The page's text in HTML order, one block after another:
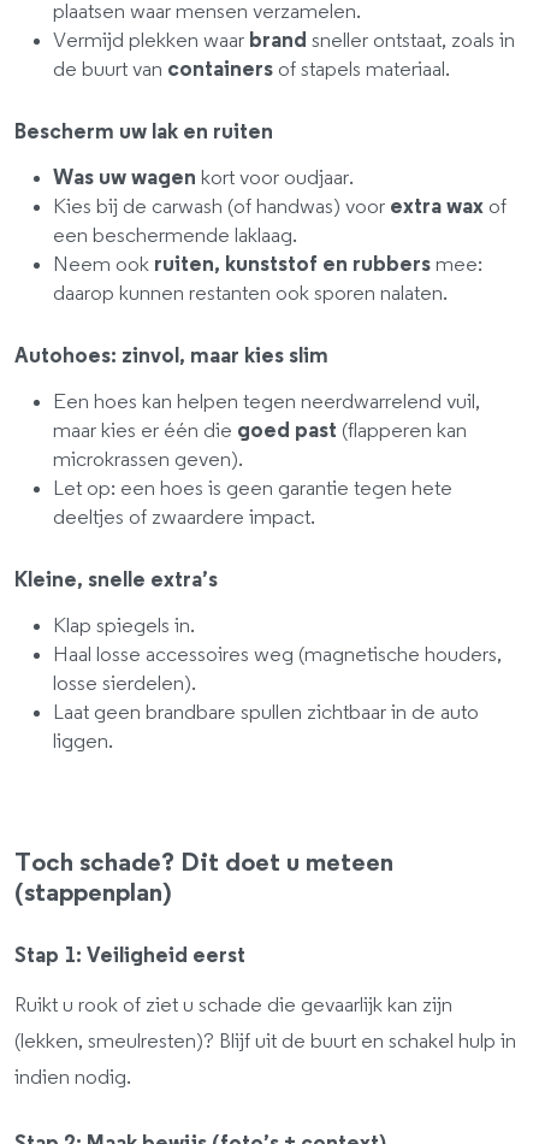
plaatsen waar mensen verzamelen.
Vermijd plekken waar brand sneller ontstaat, zoals in
de buurt van containers of stapels materiaal.
Bescherm uw lak en ruiten
Was uw wagen kort voor oudjaar.
Kies bij de carwash (of handwas) voor extra wax of
een beschermende laklaag.
Neem ook ruiten, kunststof en rubbers mee:
daarop kunnen restanten ook sporen nalaten.
Autohoes: zinvol, maar kies slim
Een hoes kan helpen tegen neerdwarrelend vuil,
maar kies er één die goed past (flapperen kan
microkrassen geven).
Let op: een hoes is geen garantie tegen hete
deeltjes of zwaardere impact.
Kleine, snelle extra’s
Klap spiegels in.
Haal losse accessoires weg (magnetische houders,
losse sierdelen).
Laat geen brandbare spullen zichtbaar in de auto
liggen.
Toch schade? Dit doet u meteen
(stappenplan)
Stap 1: Veiligheid eerst
Ruikt u rook of ziet u schade die gevaarlijk kan zijn
(lekken, smeulresten)? Blijf uit de buurt en schakel hulp in
indien nodig.